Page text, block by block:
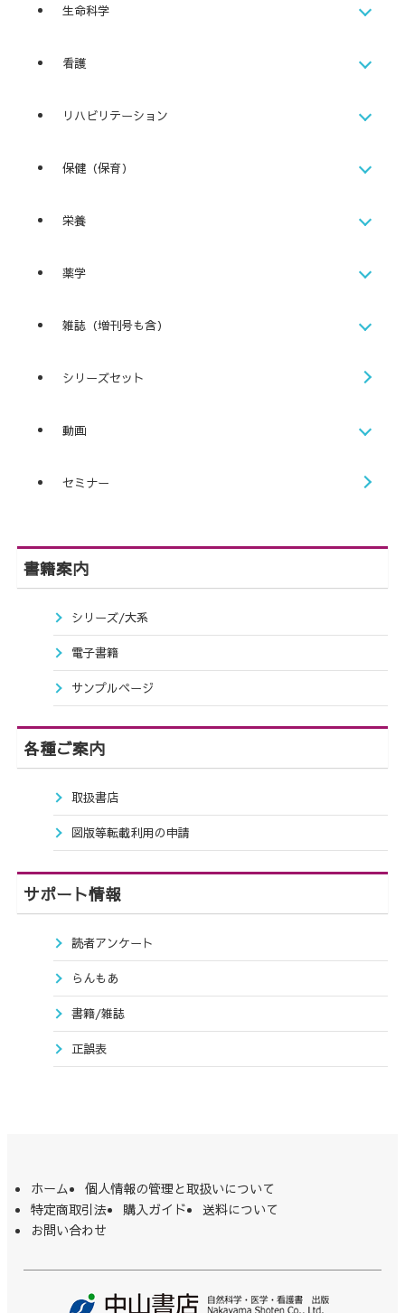
生命科学
看護
リハビリテーション
保健（保育）
栄養
薬学
雑誌（増刊号も含）
シリーズセット
動画
セミナー
書籍案内
シリーズ/大系
電子書籍
サンプルページ
各種ご案内
取扱書店
図版等転載利用の申請
サポート情報
読者アンケート
らんもあ
書籍/雑誌
正誤表
ホーム
個人情報の管理と取扱いについて
特定商取引法
購入ガイド
送料について
お問い合わせ